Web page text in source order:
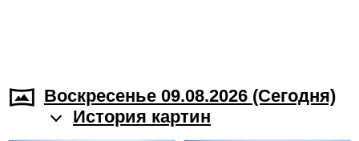
Воскресенье 09.08.2026 (Cегодня)
История картин